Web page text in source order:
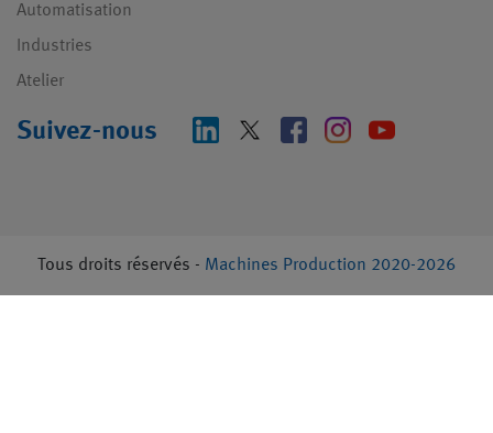
Automatisation
Industries
Atelier
Suivez-nous
Tous droits réservés - Machines Production 2020-2026